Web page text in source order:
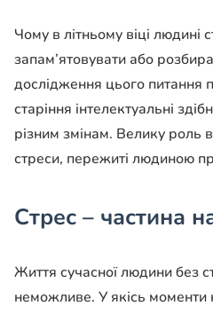
Чому в літньому віці людині
запам’ятовувати або
дослідження цього питання
старіння інтелектуальні
різним змінам. Велику роль
стреси, пережиті людиною
Стрес – частина
Життя сучасної людини без
неможливе. У якісь